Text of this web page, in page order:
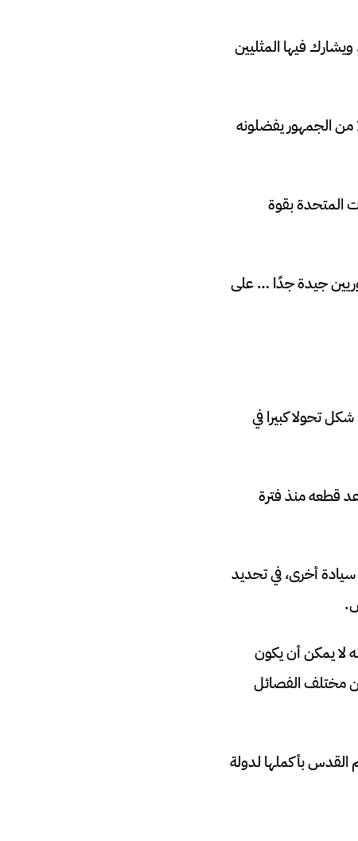
فيها المثليين
ترامب بشعبية بين الجمهور الإسرائيلي، حيث أظهر استطلاع رأي حديث أن 66٪ من الجمهور يفضلونه
المتحدة بقوة
جيدة جدًا … على
مما شكل تحولا كبيرا في
قطعه منذ فترة
أخرى، في تحديد
لا يمكن أن يكون
مختلف الفصائل
القدس بأكملها لدولة